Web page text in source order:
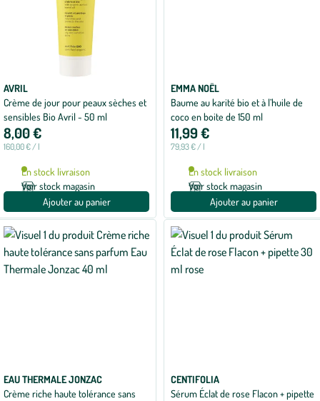
AVRIL
Crème de jour pour peaux sèches et
sensibles Bio Avril - 50 ml
8,00 €
160,00 € / l
En stock livraison
Voir stock magasin
Ajouter au panier
EMMA NOËL
Baume au karité bio et à l’huile de
coco en boite de 150 ml
11,99 €
79,93 € / l
En stock livraison
Voir stock magasin
Ajouter au panier
EAU THERMALE JONZAC
Crème riche haute tolérance sans
CENTIFOLIA
Sérum Éclat de rose Flacon + pipette